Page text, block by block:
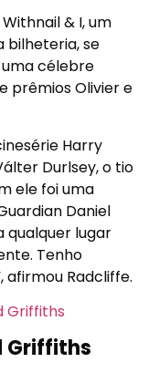
& I, um
bilheteria, se
célebre
prêmios Olivier e
Harry
Durlsey, o tio
ele foi uma
Daniel
qualquer lugar
Tenho
afirmou Radcliffe.
Griffiths